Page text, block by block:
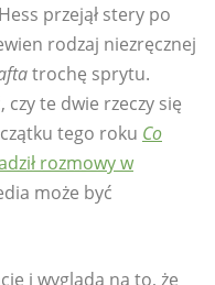
przejął stery po
rodzaj niezręcznej
trochę sprytu.
te dwie rzeczy się
tego roku Co
rozmowy w
może być
i wygląda na to, że